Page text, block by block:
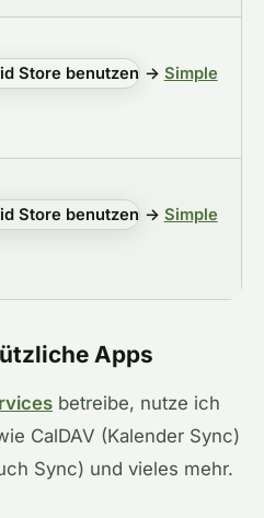
→ Simple
→ Simple
Apps
betreibe, nutze ich
CalDAV (Kalender Sync)
Sync) und vieles mehr.